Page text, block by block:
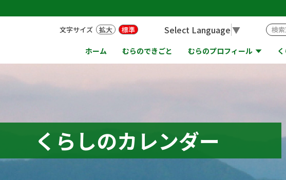
ホーム むらのできごと むらのプロフィール
文字サイズ 拡大 標準 Select Language▼
くらしのカレンダー